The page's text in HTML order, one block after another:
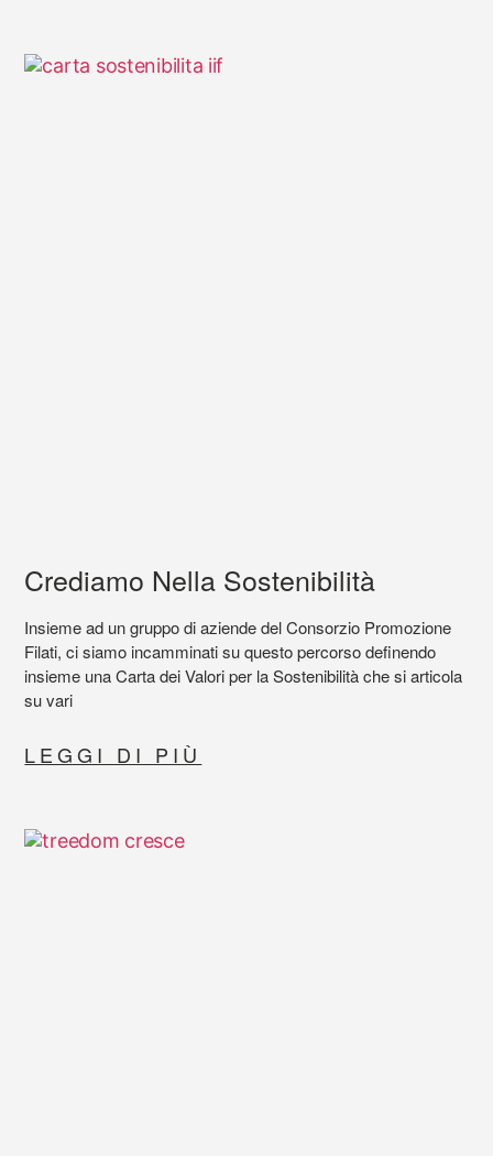
Crediamo Nella Sostenibilità
Insieme ad un gruppo di aziende del Consorzio Promozione
Filati, ci siamo incamminati su questo percorso definendo
insieme una Carta dei Valori per la Sostenibilità che si articola
su vari
LEGGI DI PIÙ